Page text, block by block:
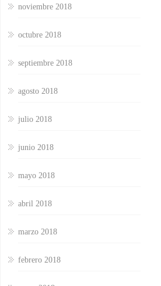
noviembre 2018
octubre 2018
septiembre 2018
agosto 2018
julio 2018
junio 2018
mayo 2018
abril 2018
marzo 2018
febrero 2018